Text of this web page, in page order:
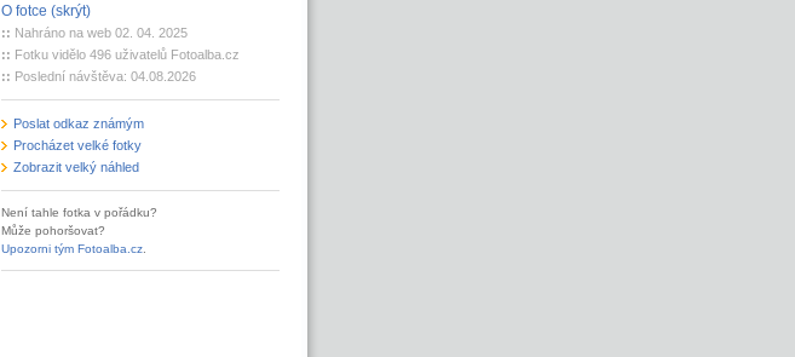
O fotce (skrýt)
:: Nahráno na web 02. 04. 2025
:: Fotku vidělo 496 uživatelů Fotoalba.cz
:: Poslední návštěva: 04.08.2026
Poslat odkaz známým
Procházet velké fotky
Zobrazit velký náhled
Není tahle fotka v pořádku?
Může pohoršovat?
Upozorni tým Fotoalba.cz